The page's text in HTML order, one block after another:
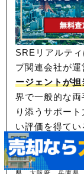
SREリアルテ
プ関連会社が
ージェントが
界で一般的な
り添うサポー
い評価を得てい
技術を査定にも
方におすすめだ